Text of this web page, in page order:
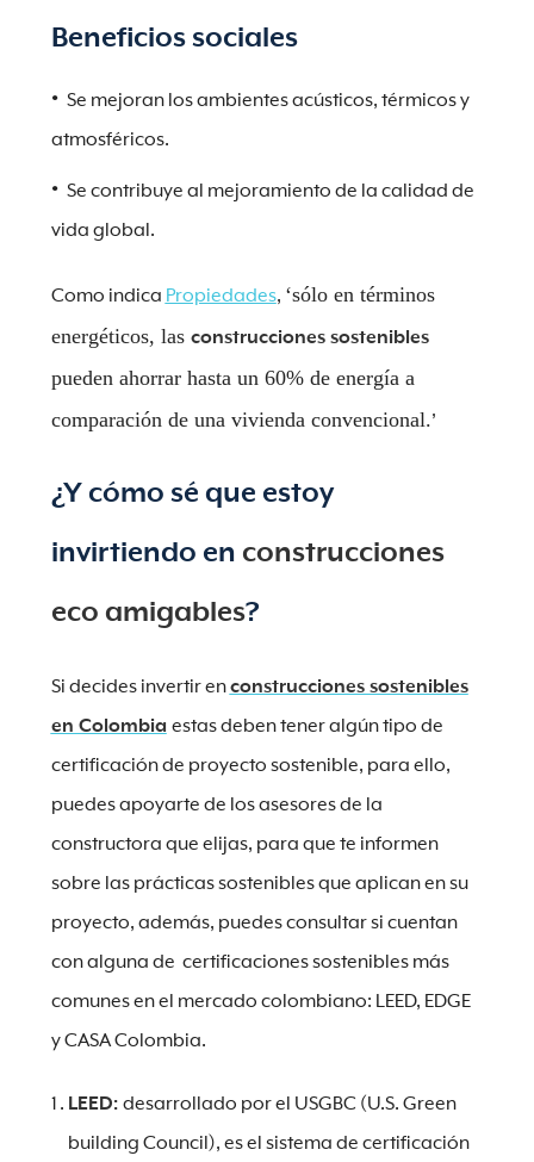
Beneficios sociales
Se mejoran los ambientes acústicos, térmicos y
atmosféricos.
Se contribuye al mejoramiento de la calidad de
vida global.
Como indica Propiedades, ‘sólo en términos
energéticos, las construcciones sostenibles
pueden ahorrar hasta un 60% de energía a
comparación de una vivienda convencional. ’
¿Y cómo sé que estoy
invirtiendo en construcciones
eco amigables?
Si decides invertir enconstrucciones sostenibles
en Colombia estas deben tener algún tipo de
certificación de proyecto sostenible, para ello,
puedes apoyarte de los asesores de la
constructora que elijas, para que te informen
sobre las prácticas sostenibles que aplican en su
proyecto, además, puedes consultar si cuentan
con alguna de certificaciones sostenibles más
comunes en el mercado colombiano: LEED, EDGE
y CASA Colombia.
LEED: desarrollado por el USGBC (U.S. Green
building Council), es el sistema de certificación